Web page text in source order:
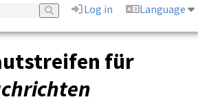
Log in
Language
für